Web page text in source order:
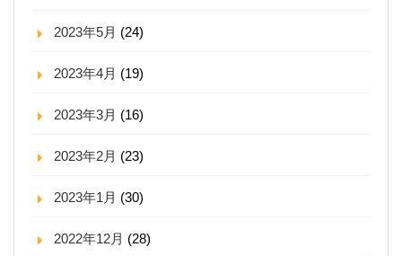
2023年5月 (24)
2023年4月 (19)
2023年3月 (16)
2023年2月 (23)
2023年1月 (30)
2022年12月 (28)